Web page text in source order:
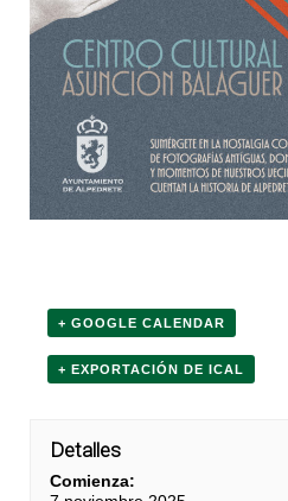
+ GOOGLE CALENDAR
+ EXPORTACIÓN DE ICAL
Detalles
Comienza: